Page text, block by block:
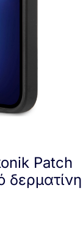
Patch
δερματίνη